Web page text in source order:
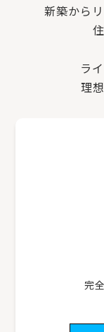
新築から
ラ
理
完